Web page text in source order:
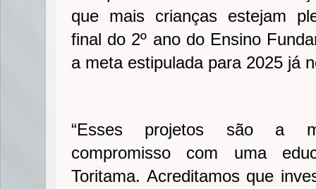
que mais crianças estejam
final do 2º ano do Ensino
a meta estipulada para 2025 já
“Esses projetos são a
compromisso com uma
Toritama. Acreditamos que